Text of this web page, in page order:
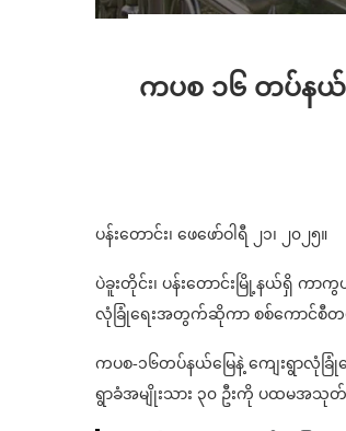
ကပစ ၁၆ တပ်န
ပန်းတောင်း၊ ဖေဖော်ဝါရီ ၂၁၊ ၂၀၂၅။
ပဲခူးတိုင်း၊ ပန်းတောင်းမြို့နယ်ရှိ က
လုံခြုံရေးအတွက်ဆိုကာ စစ်ကောင်စီ
ကပစ-၁၆တပ်နယ်မြေနဲ့ ကျေးရွာလုံခ
ရွာခံအမျိုးသား ၃၀ ဦးကို ပထမအသု